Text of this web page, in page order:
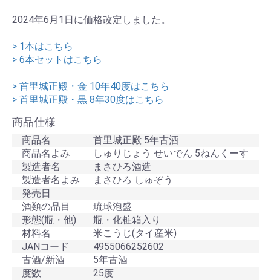
2024年6月1日に価格改定しました。
> 1本はこちら
> 6本セットはこちら
> 首里城正殿・金 10年40度はこちら
> 首里城正殿・黒 8年30度はこちら
商品仕様
商品名
首里城正殿 5年古酒
商品名よみ
しゅりじょう せいでん 5ねんくーす
製造者名
まさひろ酒造
製造者名よみ
まさひろ しゅぞう
発売日
酒類の品目
琉球泡盛
形態(瓶・他)
瓶・化粧箱入り
材料名
米こうじ(タイ産米)
JANコード
4955066252602
古酒/新酒
5年古酒
度数
25度